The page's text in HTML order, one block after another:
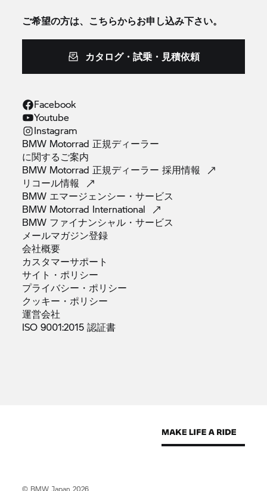
ご希望の方は、こちらからお申し込み下さい。
カタログ・試乗・見積依頼
Facebook
Youtube
Instagram
BMW Motorrad 正規ディーラー
に関するご案内
BMW Motorrad 正規ディーラー採用情報
リコール情報
BMW エマージェンシー・サービス
BMW Motorrad International
BMW ファイナンシャル・サービス
メールマガジン登録
会社概要
カスタマーサポート
サイト・ポリシー
プライバシー・ポリシー
クッキー・ポリシー
運営会社
ISO 9001:2015認証書
© BMW Japan 2026